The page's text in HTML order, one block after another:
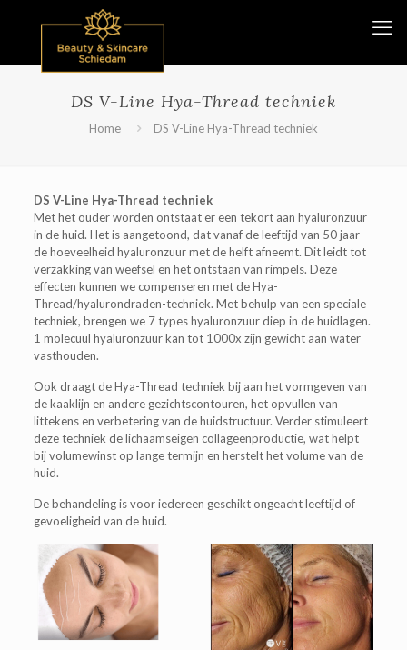
DS V-Line Hya-Thread techniek
Home DS V-Line Hya-Thread techniek
DS V-Line Hya-Thread techniek
Met het ouder worden ontstaat er een tekort aan hyaluronzuur
in de huid. Het is aangetoond, dat vanaf de leeftijd van 50 jaar
de hoeveelheid hyaluronzuur met de helft afneemt. Dit leidt tot
verzakking van weefsel en het ontstaan van rimpels. Deze
effecten kunnen we compenseren met de Hya-
Thread/hyalurondraden-techniek. Met behulp van een speciale
techniek, brengen we 7 types hyaluronzuur diep in de huidlagen.
1 molecuul hyaluronzuur kan tot 1000x zijn gewicht aan water
vasthouden.
Ook draagt de Hya-Thread techniek bij aan het vormgeven van
de kaaklijn en andere gezichtscontouren, het opvullen van
littekens en verbetering van de huidstructuur. Verder stimuleert
deze techniek de lichaamseigen collageenproductie, wat helpt
bij volumewinst op lange termijn en herstelt het volume van de
huid.
De behandeling is voor iedereen geschikt ongeacht leeftijd of
gevoeligheid van de huid.